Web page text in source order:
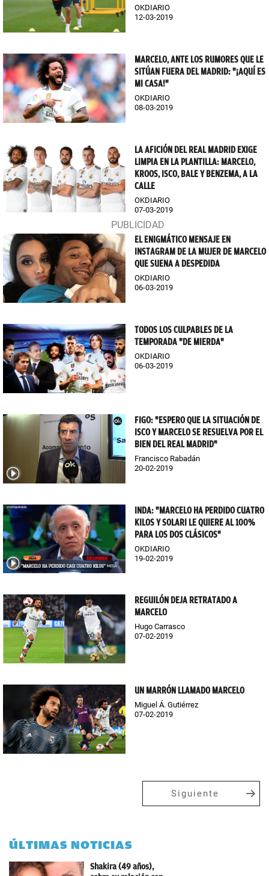
OKDIARIO
12-03-2019
MARCELO, ANTE LOS RUMORES QUE LE
SITÚAN FUERA DEL MADRID: "¡AQUÍ ES
MI CASA!"
OKDIARIO
08-03-2019
LA AFICIÓN DEL REAL MADRID EXIGE
LIMPIA EN LA PLANTILLA: MARCELO,
KROOS, ISCO, BALE Y BENZEMA, A LA
CALLE
OKDIARIO
07-03-2019
EL ENIGMÁTICO MENSAJE EN
INSTAGRAM DE LA MUJER DE MARCELO
QUE SUENA A DESPEDIDA
OKDIARIO
06-03-2019
TODOS LOS CULPABLES DE LA
TEMPORADA "DE MIERDA"
OKDIARIO
06-03-2019
FIGO: "ESPERO QUE LA SITUACIÓN DE
ISCO Y MARCELO SE RESUELVA POR EL
BIEN DEL REAL MADRID"
Francisco Rabadán
20-02-2019
INDA: "MARCELO HA PERDIDO CUATRO
KILOS Y SOLARI LE QUIERE AL 100%
PARA LOS DOS CLÁSICOS"
OKDIARIO
19-02-2019
REGUILÓN DEJA RETRATADO A
MARCELO
Hugo Carrasco
07-02-2019
UN MARRÓN LLAMADO MARCELO
Miguel Á. Gutiérrez
07-02-2019
Siguiente
ÚLTIMAS NOTICIAS
Shakira (49 años),